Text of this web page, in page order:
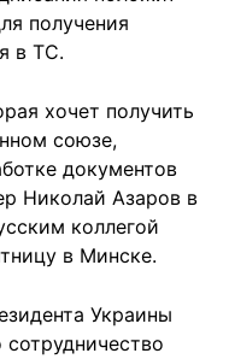
получения
в ТС.
хочет получить
союзе,
документов
Николай Азаров в
коллегой
в Минске.
Украины